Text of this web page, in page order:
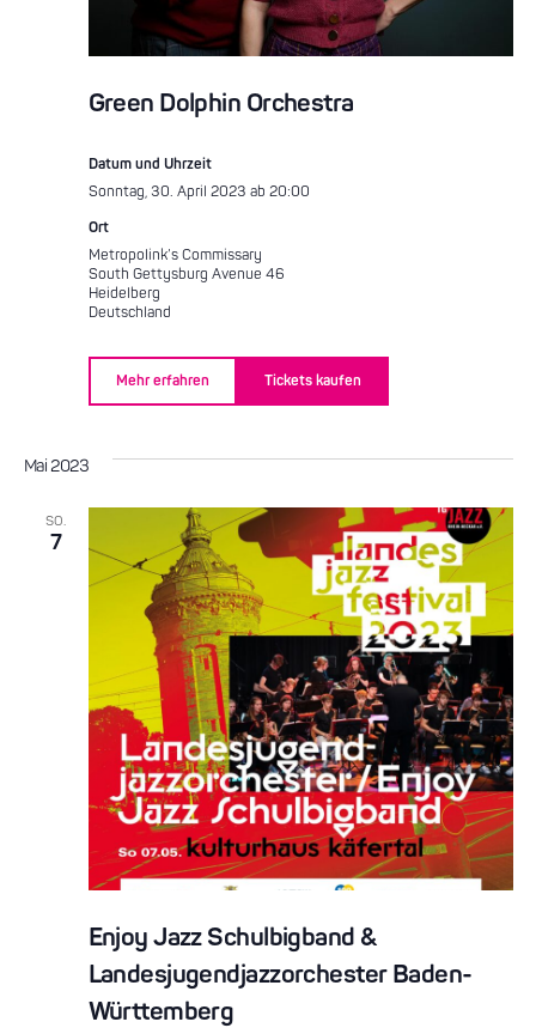
Green Dolphin Orchestra
Datum und Uhrzeit
Sonntag, 30. April 2023 ab 20:00
Ort
Metropolink’s Commissary
South Gettysburg Avenue 46
Heidelberg
Deutschland
Mehr erfahren Tickets kaufen
Mai 2023
SO.
7
Enjoy Jazz Schulbigband &
Landesjugendjazzorchester Baden-
Württemberg